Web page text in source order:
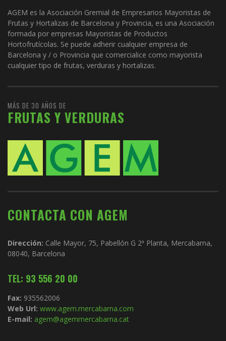
AGEM es la Asociación Gremial de Empresarios Mayoristas de
Frutas y Hortalizas de Barcelona y Provincia, es una Asociación
formada por empresas Mayoristas de Productos
Hortofrutícolas. Se puede adherir cualquier empresa de
Barcelona y / o Provincia que comercialice como mayorista
cualquier tipo de frutas, verduras y hortalizas.
MÁS DE 30 AÑOS DE
FRUTAS Y VERDURAS
CONTACTA CON AGEM
Dirección: Calle Mayor, 75, Pabellón G 2ª Planta, Mercabarna,
08040, Barcelona
TEL: 93 556 20 00
Fax: 935562006
Web Url: www.agem.mercabarna.com
E-mail: agem@agemmercabarna.cat